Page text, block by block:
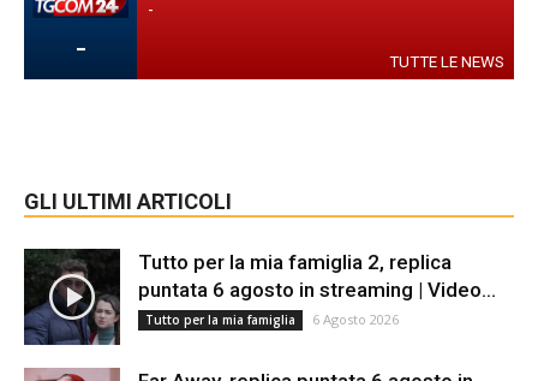
-
-
TUTTE LE NEWS
GLI ULTIMI ARTICOLI
Tutto per la mia famiglia 2, replica
puntata 6 agosto in streaming | Video...
Tutto per la mia famiglia 6 Agosto 2026